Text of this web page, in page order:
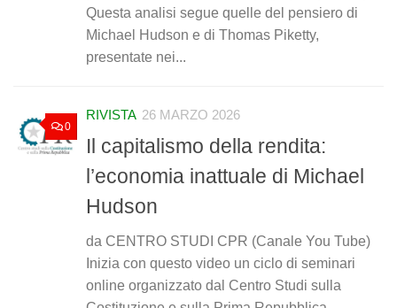
Questa analisi segue quelle del pensiero di
Michael Hudson e di Thomas Piketty,
presentate nei...
0
RIVISTA 26 MARZO 2026
Il capitalismo della rendita:
l’economia inattuale di Michael
Hudson
da CENTRO STUDI CPR (Canale You Tube)
Inizia con questo video un ciclo di seminari
online organizzato dal Centro Studi sulla